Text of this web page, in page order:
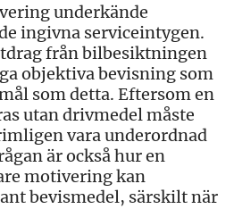
underkände
ingivna serviceintygen.
från bilbesiktningen
objektiva bevisning som
som detta. Eftersom en
utan drivmedel måste
vara underordnad
är också hur en
motivering kan
bevismedel, särskilt när